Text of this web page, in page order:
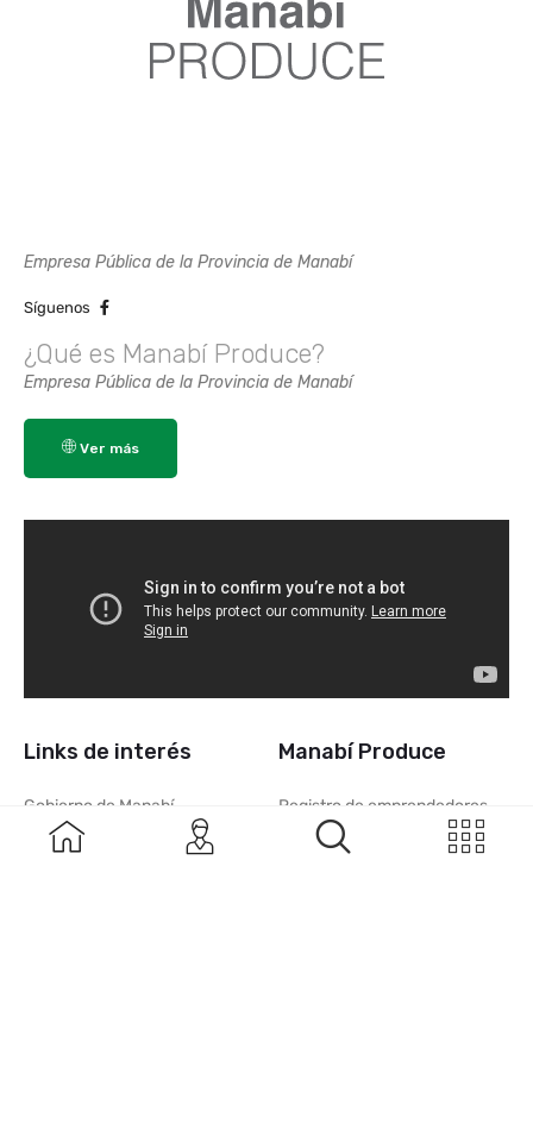
Empresa Pública de la Provincia de Manabí
Síguenos
¿Qué es Manabí Produce?
Empresa Pública de la Provincia de Manabí
Ver más
Links de interés
Gobierno de Manabí
Manabí Víal
Manabí Produce
Registro de emprendedores
Login emprendores